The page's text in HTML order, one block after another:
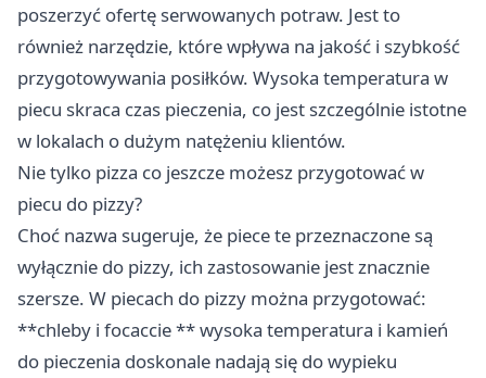
poszerzyć ofertę serwowanych potraw. Jest to
również narzędzie, które wpływa na jakość i szybkość
przygotowywania posiłków. Wysoka temperatura w
piecu skraca czas pieczenia, co jest szczególnie istotne
w lokalach o dużym natężeniu klientów.
Nie tylko pizza co jeszcze możesz przygotować w
piecu do pizzy?
Choć nazwa sugeruje, że piece te przeznaczone są
wyłącznie do pizzy, ich zastosowanie jest znacznie
szersze. W piecach do pizzy można przygotować:
**chleby i focaccie ** wysoka temperatura i kamień
do pieczenia doskonale nadają się do wypieku